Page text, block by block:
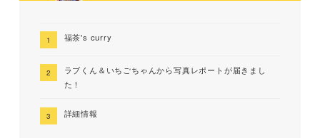
福茶's curry
ラブくん＆いちごちゃんから写真レポートが届きまし
た！
詳細情報